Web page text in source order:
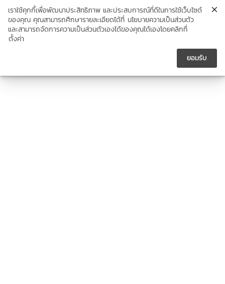

© 2026 Faculty of Engineering, Chulalongkorn University
เราใช้คุกกี้เพื่อพัฒนาประสิทธิภาพ และประสบการณ์ที่ดีในการใช้เว็บไซต์
ของคุณ คุณสามารถศึกษารายละเอียดได้ที่ นโยบายความเป็นส่วนตัว
และสามารถจัดการความเป็นส่วนตัวเองได้ของคุณได้เองโดยคลิกที่
ตั้งค่า
ยอมรับ